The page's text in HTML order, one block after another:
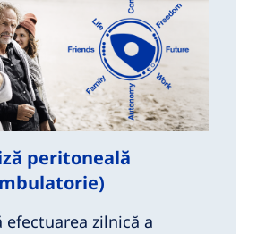
peritoneală
efectuarea zilnică a